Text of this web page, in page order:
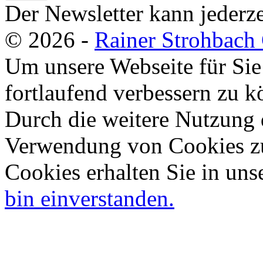
Der Newsletter kann
© 2026 - Rainer
Um unsere Webseite für
fortlaufend verbessern zu
Durch die weitere Nutzung
Verwendung von Cookies
Cookies erhalten Sie in
bin einverstanden.